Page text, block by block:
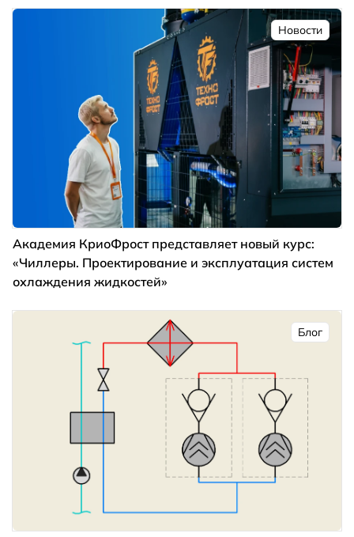
Новости
Академия КриоФрост представляет новый курс:
«Чиллеры. Проектирование и эксплуатация систем
охлаждения жидкостей»
Блог